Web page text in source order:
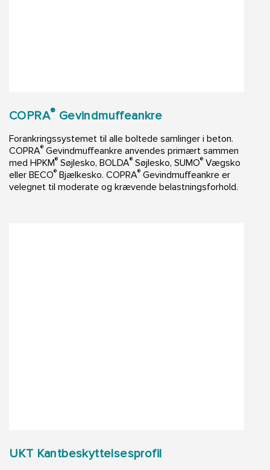
COPRA® Gevindmuffeankre
Forankringssystemet til alle boltede samlinger i beton.
COPRA® Gevindmuffeankre anvendes primært sammen
med HPKM® Søjlesko, BOLDA® Søjlesko, SUMO® Vægsko
eller BECO® Bjælkesko. COPRA® Gevindmuffeankre er
velegnet til moderate og krævende belastningsforhold.
UKT Kantbeskyttelsesprofil